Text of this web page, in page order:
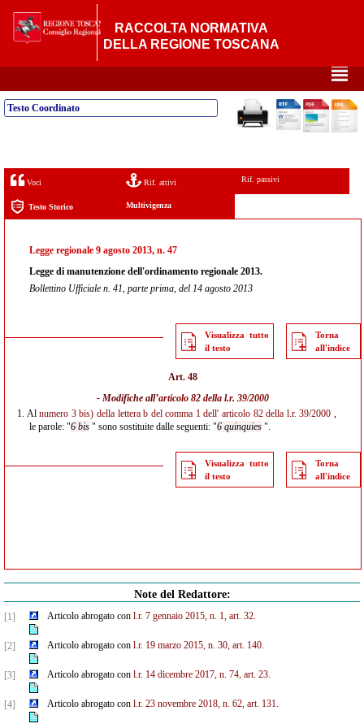
RACCOLTA NORMATIVA
DELLA REGIONE TOSCANA
²
Testo Coordinato
Voci Rif. attivi Rif. passivi
Testo Storico Multivigenza
Legge regionale 9 agosto 2013, n. 47
Legge di manutenzione dell'ordinamento regionale 2013.
Bollettino Ufficiale n. 41, parte prima, del 14 agosto 2013
Visualizza tutto
il testo
Torna
all'indice
Art. 48
- Modifiche all’articolo 82 della l.r. 39/2000
1. Alnumero 3 bis) della lettera b del comma 1 dell' articolo 82 della l.r. 39/2000 ,
le parole: "6 bis " sono sostituite dalle seguenti: "6 quinquies ".
Visualizza tutto
il testo
Torna
all'indice
Note del Redattore:
[1] Articolo abrogato con l.r. 7 gennaio 2015, n. 1, art. 32.
[2] Articolo abrogato con l.r. 19 marzo 2015, n. 30, art. 140.
[3] Articolo abrogato con l.r. 14 dicembre 2017, n. 74, art. 23.
[4] Articolo abrogato con l.r. 23 novembre 2018, n. 62, art. 131.